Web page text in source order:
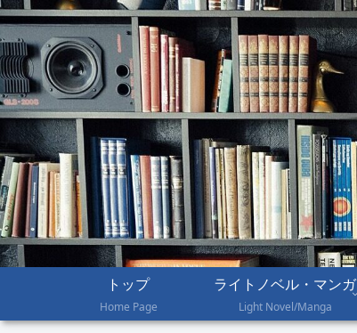
トップ
Home Page
ライトノベル・マンガ
Light Novel/Manga